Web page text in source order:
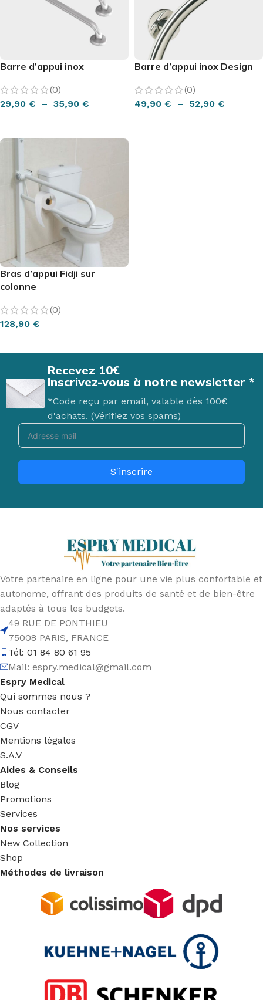
Barre d’appui inox
(0)
29,90 € – 35,90 €
Barre d’appui inox Design
(0)
49,90 € – 52,90 €
Bras d’appui Fidji sur
colonne
(0)
128,90 €
Recevez 10€
Inscrivez-vous à notre newsletter *
*Code reçu par email, valable dès 100€
d'achats. (Vérifiez vos spams)
S'inscrire
Votre partenaire en ligne pour une vie plus confortable et
autonome, offrant des produits de santé et de bien-être
adaptés à tous les budgets.
49 RUE DE PONTHIEU
75008 PARIS, FRANCE
Tél: 01 84 80 61 95
Mail: espry.medical@gmail.com
Espry Medical
Qui sommes nous ?
Nous contacter
CGV
Mentions légales
S.A.V
Aides & Conseils
Blog
Promotions
Services
Nos services
New Collection
Shop
Méthodes de livraison